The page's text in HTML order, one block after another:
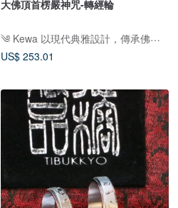
大佛頂首楞嚴神咒-轉經輪
༄ Kewa 以現代典雅設計，傳承佛教文化之美༄
US$ 253.01